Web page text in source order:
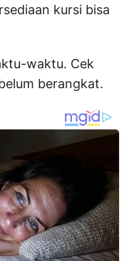
kursi bisa
waktu. Cek
berangkat.